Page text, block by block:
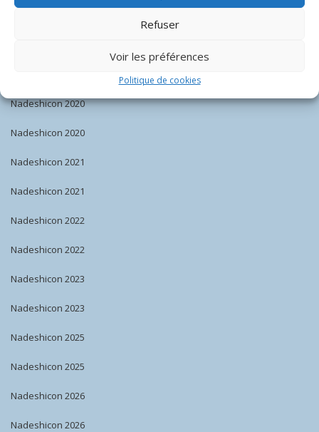
Refuser
Voir les préférences
Politique de cookies
Nadeshicon 2020
Nadeshicon 2020
Nadeshicon 2021
Nadeshicon 2021
Nadeshicon 2022
Nadeshicon 2022
Nadeshicon 2023
Nadeshicon 2023
Nadeshicon 2025
Nadeshicon 2025
Nadeshicon 2026
Nadeshicon 2026